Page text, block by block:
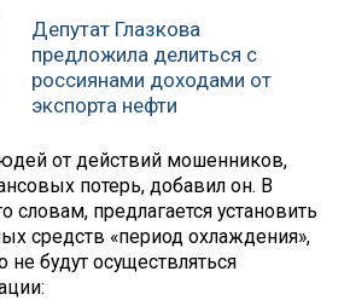
Депутат Глазкова
предложила делиться с
россиянами доходами от
экспорта нефти
от действий мошенников,
потерь, добавил он. В
словам, предлагается установить
средств «период охлаждения»,
не будут осуществляться